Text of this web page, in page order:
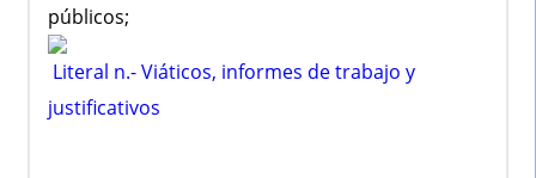
públicos;
Literal n.- Viáticos, informes de trabajo y
justificativos